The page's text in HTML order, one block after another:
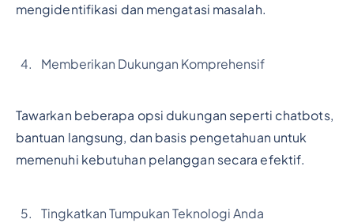
mengidentifikasi dan mengatasi masalah.
Memberikan Dukungan Komprehensif
Tawarkan beberapa opsi dukungan seperti chatbots,
bantuan langsung, dan basis pengetahuan untuk
memenuhi kebutuhan pelanggan secara efektif.
Tingkatkan Tumpukan Teknologi Anda